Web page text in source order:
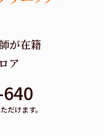
が在籍
ア
だけます。